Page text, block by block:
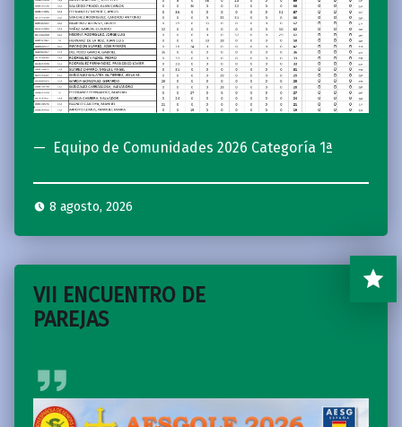
Equipo de Comunidades 2026 Categoría 1ª
8 agosto, 2026
VII ENCUENTRO DE
PAREJAS